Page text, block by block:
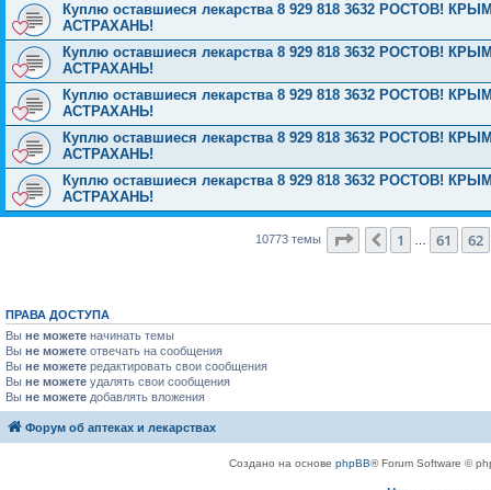
Куплю оставшиеся лекарства 8 929 818 3632 РОСТОВ!
АСТРАХАНЬ!
Куплю оставшиеся лекарства 8 929 818 3632 РОСТОВ!
АСТРАХАНЬ!
Куплю оставшиеся лекарства 8 929 818 3632 РОСТОВ!
АСТРАХАНЬ!
Куплю оставшиеся лекарства 8 929 818 3632 РОСТОВ!
АСТРАХАНЬ!
Куплю оставшиеся лекарства 8 929 818 3632 РОСТОВ!
АСТРАХАНЬ!
10773 темы Страница 63из 431
Пред.
1 61 62
ПРАВА ДОСТУПА
Вы не можете начинать темы
Вы не можете отвечать на сообщения
Вы не можете редактировать свои сообщения
Вы не можете удалять свои сообщения
Вы не можете добавлять вложения
Форум об аптеках и лекарствах
Создано на основе phpBB® Forum Software ©